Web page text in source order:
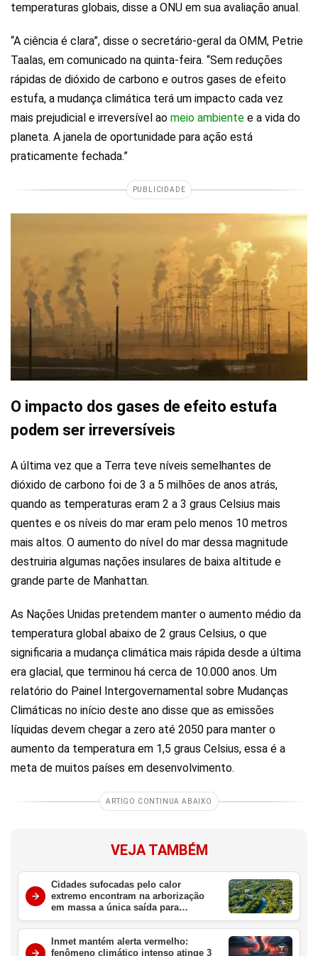
temperaturas globais, disse a ONU em sua avaliação anual.
“A ciência é clara”, disse o secretário-geral da OMM, Petrie
Taalas, em comunicado na quinta-feira. “Sem reduções
rápidas de dióxido de carbono e outros gases de efeito
estufa, a mudança climática terá um impacto cada vez
mais prejudicial e irreversível ao meio ambiente e a vida do
planeta. A janela de oportunidade para ação está
praticamente fechada.”
PUBLICIDADE
O impacto dos gases de efeito estufa
podem ser irreversíveis
A última vez que a Terra teve níveis semelhantes de
dióxido de carbono foi de 3 a 5 milhões de anos atrás,
quando as temperaturas eram 2 a 3 graus Celsius mais
quentes e os níveis do mar eram pelo menos 10 metros
mais altos. O aumento do nível do mar dessa magnitude
destruiria algumas nações insulares de baixa altitude e
grande parte de Manhattan.
As Nações Unidas pretendem manter o aumento médio da
temperatura global abaixo de 2 graus Celsius, o que
significaria a mudança climática mais rápida desde a última
era glacial, que terminou há cerca de 10.000 anos. Um
relatório do Painel Intergovernamental sobre Mudanças
Climáticas no início deste ano disse que as emissões
líquidas devem chegar a zero até 2050 para manter o
aumento da temperatura em 1,5 graus Celsius, essa é a
meta de muitos países em desenvolvimento.
ARTIGO CONTINUA ABAIXO
VEJA TAMBÉM
Cidades sufocadas pelo calor
extremo encontram na arborização
em massa a única saída para
sobreviver ao aquecimento global
Inmet mantém alerta vermelho:
fenômeno climático intenso atinge 3